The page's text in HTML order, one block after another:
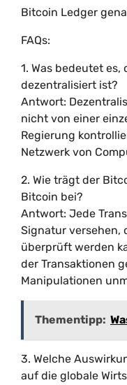
Bitcoin Ledger
FAQs:
1. Was bedeutet
dezentralisiert ist?
Antwort:
nicht von einer
Regierung
Netzwerk von
2. Wie trägt der
Bitcoin bei?
Antwort: Jede
Signatur versehen,
überprüft werden
der Transaktionen
Manipulationen
Thementipp:
3. Welche
auf die globale